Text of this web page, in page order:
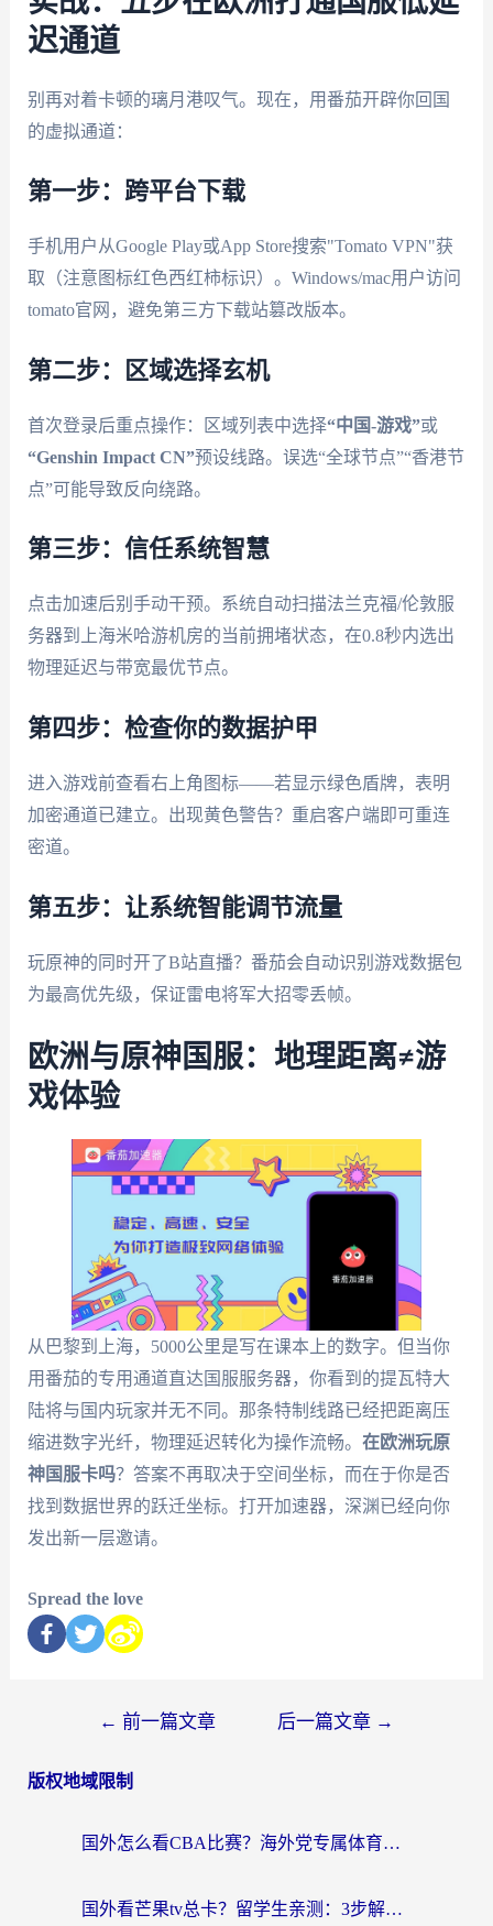
迟通道
别再对着卡顿的璃月港叹气。现在，用番茄开辟你回国
的虚拟通道：
第一步：跨平台下载
手机用户从Google Play或App Store搜索"Tomato VPN"获
取（注意图标红色西红柿标识）。Windows/mac用户访问
tomato官网，避免第三方下载站篡改版本。
第二步：区域选择玄机
首次登录后重点操作：区域列表中选择“中国-游戏”或
“Genshin Impact CN”预设线路。误选“全球节点”“香港节
点”可能导致反向绕路。
第三步：信任系统智慧
点击加速后别手动干预。系统自动扫描法兰克福/伦敦服
务器到上海米哈游机房的当前拥堵状态，在0.8秒内选出
物理延迟与带宽最优节点。
第四步：检查你的数据护甲
进入游戏前查看右上角图标——若显示绿色盾牌，表明
加密通道已建立。出现黄色警告？重启客户端即可重连
密道。
第五步：让系统智能调节流量
玩原神的同时开了B站直播？番茄会自动识别游戏数据包
为最高优先级，保证雷电将军大招零丢帧。
欧洲与原神国服：地理距离≠游
戏体验
从巴黎到上海，5000公里是写在课本上的数字。但当你
用番茄的专用通道直达国服服务器，你看到的提瓦特大
陆将与国内玩家并无不同。那条特制线路已经把距离压
缩进数字光纤，物理延迟转化为操作流畅。 在欧洲玩原
神国服卡吗？答案不再取决于空间坐标，而在于你是否
找到数据世界的跃迁坐标。打开加速器，深渊已经向你
发出新一层邀请。
Spread the love
← 前一篇文章 后一篇文章 →
版权地域限制
国外怎么看CBA比赛？海外党专属体育直播指南，告别地区限制看球自由
国外看芒果tv总卡？留学生亲测：3步解决地域限制+流畅追剧攻略